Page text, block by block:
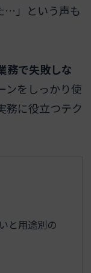
…」という声も
務で失敗しな
ンをしっかり使
務に役立つテク
と用途別の